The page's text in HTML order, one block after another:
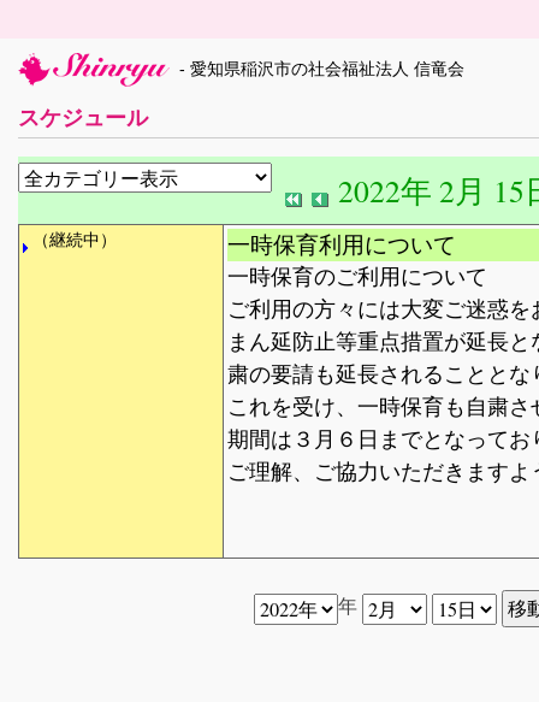
- 愛知県稲沢市の社会福祉法人 信竜会
スケジュール
2022年 2月
（継続中） 一時保育利用について
一時保育のご利用について
ご利用の方々には大変ご迷惑
まん延防止等重点措置が延長
粛の要請も延長されることとな
これを受け、一時保育も自粛
期間は３月６日までとなってお
ご理解、ご協力いただきます
年